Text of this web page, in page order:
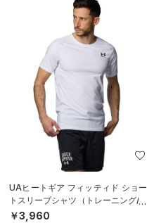
UAヒートギア フィッティド ショー
トスリーブシャツ（トレーニング/M
EN）
￥3,960